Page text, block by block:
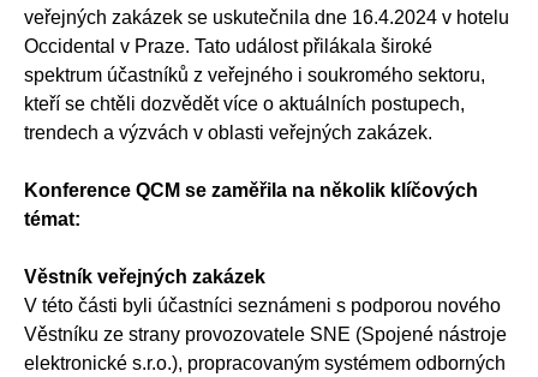
veřejných zakázek se uskutečnila dne 16.4.2024 v hotelu
Occidental v Praze. Tato událost přilákala široké
spektrum účastníků z veřejného i soukromého sektoru,
kteří se chtěli dozvědět více o aktuálních postupech,
trendech a výzvách v oblasti veřejných zakázek.
Konference QCM se zaměřila na několik klíčových
témat:
Věstník veřejných zakázek
V této části byli účastníci seznámeni s podporou nového
Věstníku ze strany provozovatele SNE (Spojené nástroje
elektronické s.r.o.), propracovaným systémem odborných